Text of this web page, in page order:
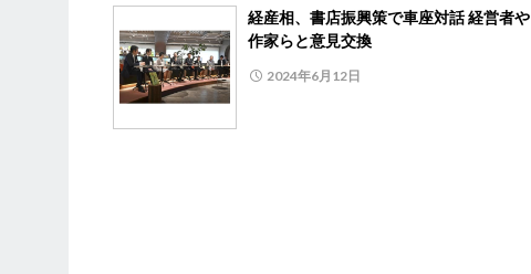
経産相、書店振興策で車座対話 経営者や
作家らと意見交換
2024年6月12日